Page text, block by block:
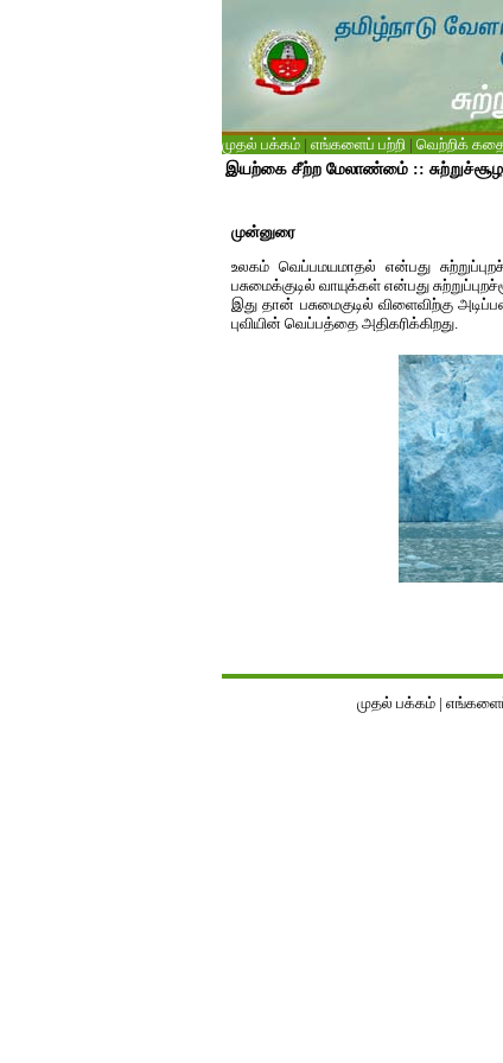
முதல் பக்கம் | எங்களைப் பற்றி | வெற்றிக்
இயற்கை சீற்ற மேலாண்மை் ::
முன்னுரை
உலகம் வெப்பமயமாதல் என்பது
பசுமைக்குடில் வாயுக்கள் என்பது
இது தான் பசுமைகுடில் விளைவிற்கு
புவியின் வெப்பத்தை அதிகரிக்கிறது.
முதல் பக்கம் |